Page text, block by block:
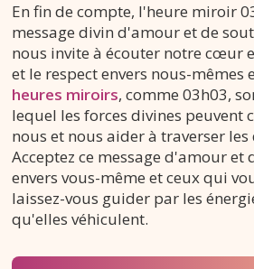
En fin de compte, l'heure miroir
message divin d'amour et de
nous invite à écouter notre cœur
et le respect envers nous-mêmes
heures miroirs, comme 03h03,
lequel les forces divines peuvent
nous et nous aider à traverser les
Acceptez ce message d'amour et
envers vous-même et ceux qui
laissez-vous guider par les
qu'elles véhiculent.